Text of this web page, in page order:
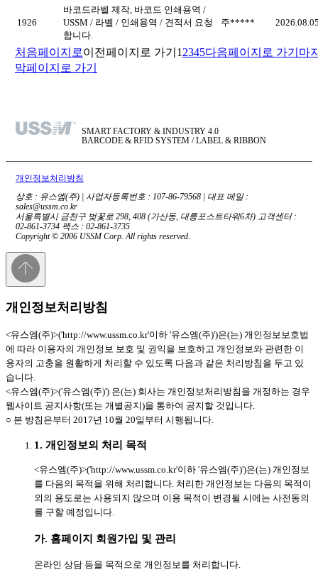
1926
바코드라벨 제작, 바코드 인쇄용역 /
USSM / 라벨 / 인쇄용역 / 견적서 요청
합니다.
주*****
처음페이지로이전페이지로 가기 1 2345다음페이지로 가기 마
막페이지로 가기
SMART FACTORY & INDUSTRY 4.0
BARCODE & RFID SYSTEM / LABEL & RIBBON
개인정보처리방침
상호 : 유스엠(주) | 사업자등록번호 : 107-86-79568 | 대표 메일 :
sales@ussm.co.kr
서울특별시 금천구 벚꽃로 298, 408 (가산동, 대륭포스트타워6차) 고객센터 :
02-861-3734 팩스 : 02-861-3735
Copyright © 2006 USSM Corp. All rights reserved.
개인정보처리방침
<유스엠(주)>('http://www.ussm.co.kr'이하 '유스엠(주)')은(는) 개인정보보호법
에 따라 이용자의 개인정보 보호 및 권익을 보호하고 개인정보와 관련한 이
용자의 고충을 원활하게 처리할 수 있도록 다음과 같은 처리방침을 두고 있
습니다.
<유스엠(주)>('유스엠(주)') 은(는) 회사는 개인정보처리방침을 개정하는 경우
웹사이트 공지사항(또는 개별공지)을 통하여 공지할 것입니다.
○ 본 방침은부터 2017년 10월 20일부터 시행됩니다.
1. 개인정보의 처리 목적
<유스엠(주)>('http://www.ussm.co.kr'이하 '유스엠(주)')은(는) 개인정보
를 다음의 목적을 위해 처리합니다. 처리한 개인정보는 다음의 목적이
외의 용도로는 사용되지 않으며 이용 목적이 변경될 시에는 사전동의
를 구할 예정입니다.
가. 홈페이지 회원가입 및 관리
온라인 상담 등을 목적으로 개인정보를 처리합니다.